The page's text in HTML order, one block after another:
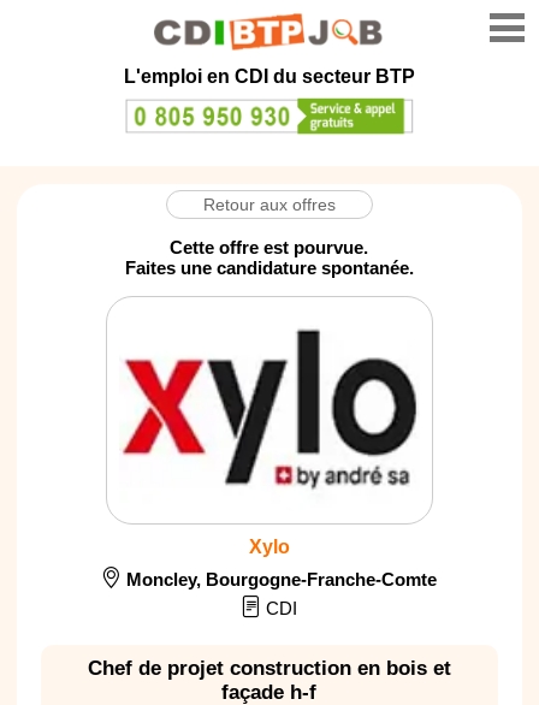
L'emploi en CDI du secteur BTP
Retour aux offres
Cette offre est pourvue.
Faites une candidature spontanée.
Xylo
Moncley, Bourgogne-Franche-Comte
CDI
Chef de projet construction en bois et
façade h-f